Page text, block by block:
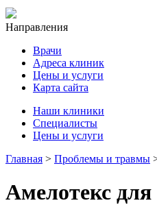
Направления
Врачи
Адреса клиник
Цены и услуги
Карта сайта
Наши клиники
Специалисты
Цены и услуги
Главная > Проблемы и травмы
Амелотекс для